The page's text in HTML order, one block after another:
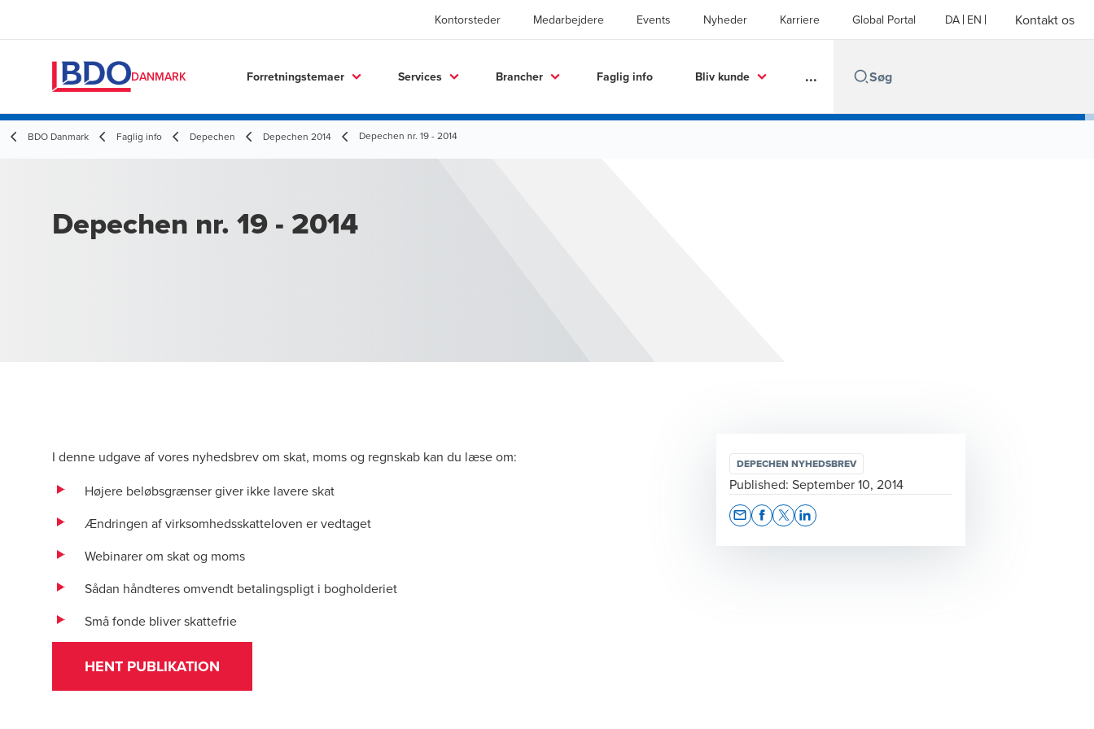
Kontorsteder Medarbejdere Events Nyheder Karriere Global Portal DA EN Kontakt os
DANMARK Forretningstemaer Services Brancher Faglig info Bliv kunde ...
BDO Danmark Faglig info Depechen Depechen 2014 Depechen nr. 19 - 2014
Depechen nr. 19 - 2014
I denne udgave af vores nyhedsbrev om skat, moms og regnskab kan du læse om:
Højere beløbsgrænser giver ikke lavere skat
Ændringen af virksomhedsskatteloven er vedtaget
Webinarer om skat og moms
Sådan håndteres omvendt betalingspligt i bogholderiet
Små fonde bliver skattefrie
HENT PUBLIKATION
DEPECHEN NYHEDSBREV
Published: September 10, 2014